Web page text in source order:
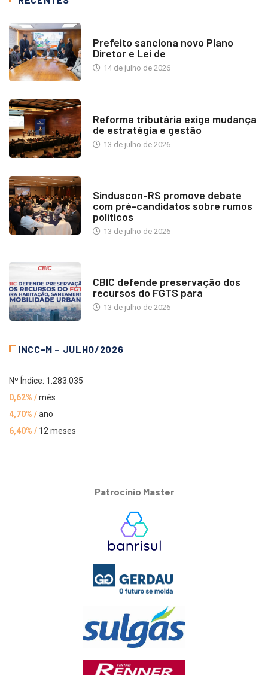
Prefeito sanciona novo Plano
Diretor e Lei de
14 de julho de 2026
Reforma tributária exige mudança
de estratégia e gestão
13 de julho de 2026
Sinduscon-RS promove debate
com pré-candidatos sobre rumos
políticos
13 de julho de 2026
CBIC defende preservação dos
recursos do FGTS para
13 de julho de 2026
INCC-M – JULHO/2026
Nº Índice: 1.283.035
0,62% /mês
4,70% /ano
6,40% / 12 meses
Patrocínio Master